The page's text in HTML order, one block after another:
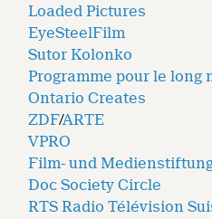
Loaded Pictures
EyeSteelFilm
Sutor Kolonko
Programme pour le long
Ontario Creates
ZDF/ARTE
VPRO
Film- und
Doc Society Circle
RTS Radio Télévision